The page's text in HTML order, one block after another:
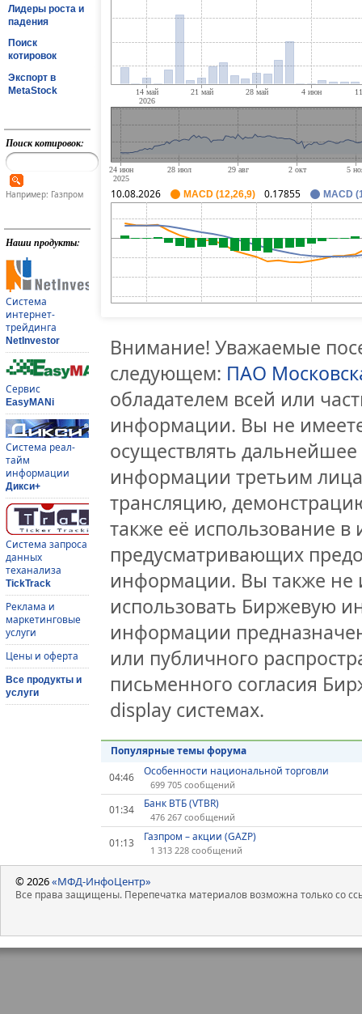
Лидеры роста и
падения
Поиск
котировок
Экспорт в
MetaStock
Поиск котировок:
Например: Газпром
Наши продукты:
Система
интернет-
трейдинга
NetInvestor
Сервис
EasyMANi
Система реал-
тайм
информации
Дикси+
Система запроса
данных
теханализа
TickTrack
Реклама и
маркетинговые
услуги
Цены и оферта
Все продукты и
услуги
10.08.2026 MACD (12,26,9) 0.17855 MACD
Внимание! Уважаемые
следующем: ПАО
обладателем всей или
информации. Вы не
осуществлять
информации третьим
трансляцию,
также её использование
предусматривающих
информации. Вы также не
использовать Биржевую
информации
или публичного
письменного согласия
display системах.
Популярные темы форума
04:46
Особенности национальной торговли
699 705 сообщений
01:34 Банк ВТБ (VTBR)
476 267 сообщений
01:13 Газпром – акции (GAZP)
1 313 228 сообщений
© 2026«МФД-ИнфоЦентр»
Все права защищены. Перепечатка материалов возможна только со